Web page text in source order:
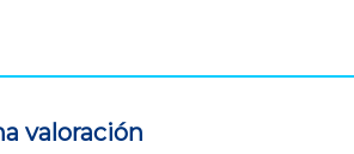
valoración